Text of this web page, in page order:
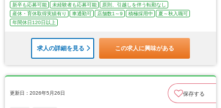
新卒も応募可能 未経験者も応募可能
原則、引越しを伴う転勤なし
産休・育休取得実績有り
車通勤可 店舗数1～9 積極採用中
夏～秋入職可
年間休日120日以上
求人の詳細を見る この求人に興味がある
更新日：2026年5月26日 保存する